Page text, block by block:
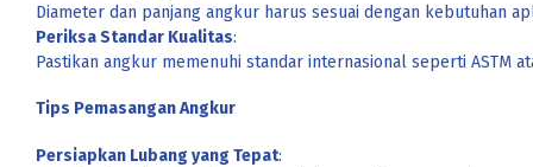
Diameter dan panjang angkur harus sesuai dengan kebutuhan
Periksa Standar Kualitas:
Pastikan angkur memenuhi standar internasional seperti ASTM
Tips Pemasangan Angkur
Persiapkan Lubang yang Tepat: